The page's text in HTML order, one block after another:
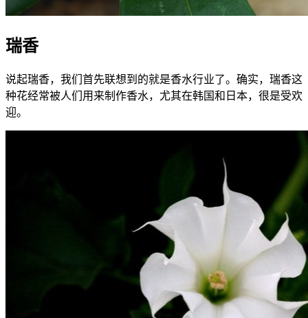
瑞香
说起瑞香，我们首先联想到的就是香水行业了。确实，瑞香这
种花经常被人们用来制作香水，尤其在韩国和日本，很是受欢
迎。